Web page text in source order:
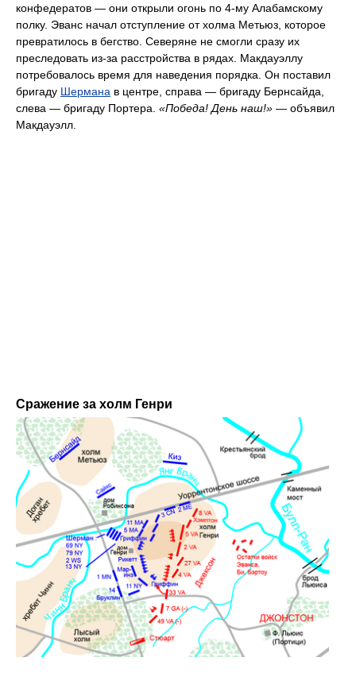
конфедератов — они открыли огонь по 4-му Алабамскому
полку. Эванс начал отступление от холма Метьюз, которое
превратилось в бегство. Северяне не смогли сразу их
преследовать из-за расстройства в рядах. Макдауэллу
потребовалось время для наведения порядка. Он поставил
бригаду Шермана в центре, справа — бригаду Бернсайда,
слева — бригаду Портера. «Победа! День наш!» — объявил
Макдауэлл.
Сражение за холм Генри